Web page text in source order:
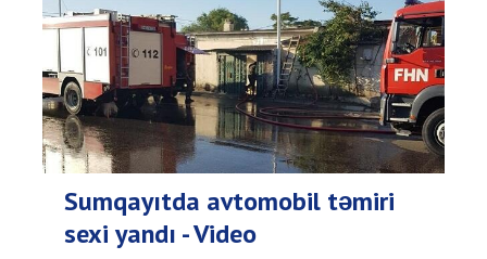
Sumqayıtda avtomobil təmiri
sexi yandı - Video